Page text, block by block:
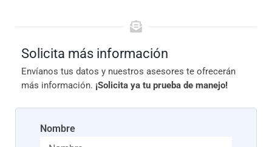
Solicita más información
Envíanos tus datos y nuestros asesores te ofrecerán
más información. ¡Solicita ya tu prueba de manejo!
Nombre